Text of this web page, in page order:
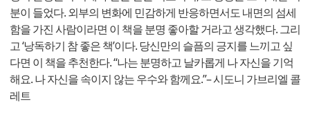
분이 들었다. 외부의 변화에 민감하게 반응하면서도 내면의 섬세
함을 가진 사람이라면 이 책을 분명 좋아할 거라고 생각했다. 그리
고 ‘낭독하기 참 좋은 책’이다. 당신만의 슬픔의 긍지를 느끼고 싶
다면 이 책을 추천한다. “나는 분명하고 날카롭게 나 자신을 기억
해요. 나 자신을 속이지 않는 우수와 함께요.”– 시도니 가브리엘 콜
레트